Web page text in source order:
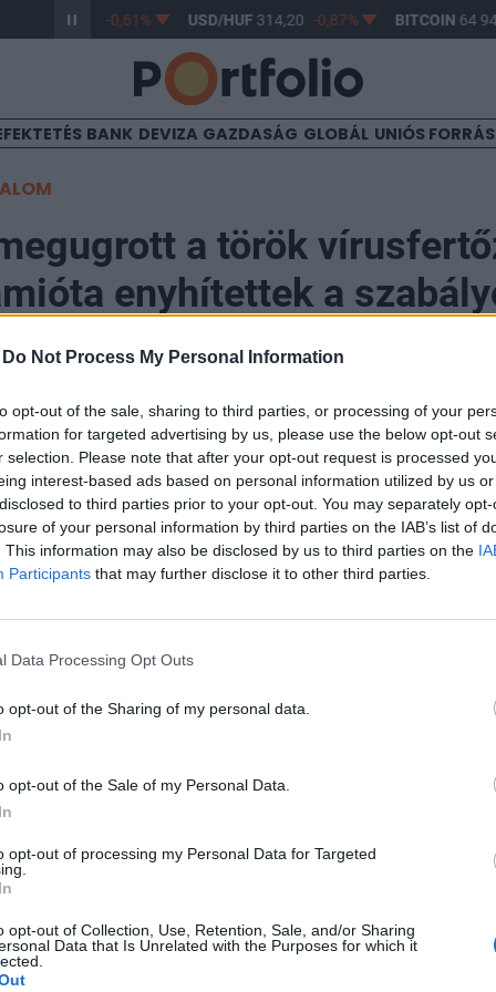
Do Not Process My Personal Information
opt-out of the sale, sharing to third parties, or processing of your
for targeted advertising by us, please use the below opt-out
selection. Please note that after your opt-out request is processed
interest-based ads based on personal information utilized by us
to third parties prior to your opt-out. You may separately
of your personal information by third parties on the IAB’s list of
This information may also be disclosed by us to third parties on the
Participants that may further disclose it to other third parties.
Data Processing Opt Outs
opt-out of the Sharing of my personal data.
opt-out of the Sale of my Personal Data.
opt-out of processing my Personal Data for Targeted
opt-out of Collection, Use, Retention, Sale, and/or Sharing
Data that Is Unrelated with the Purposes for which it
363,17 -0,61% USD/HUF 314,20 -0,87% BITCOIN64
BANK DEVIZA GAZDASÁG GLOBÁL UNIÓS
a török
enyhítettek a
az előző napi 1268 után tovább emelkedve
vel nőtt a koronavírus-járvány igazolt
Koca török egészségügyi miniszter szerda esti
amelyen arról is beszámolt, hogy a regisztrált
de keddre újból felszökött 1268-ig. Koca az
portfolio.hu hírarchívumához tartozik, melynek olvasása
tartalmazza:
cikkarchívum